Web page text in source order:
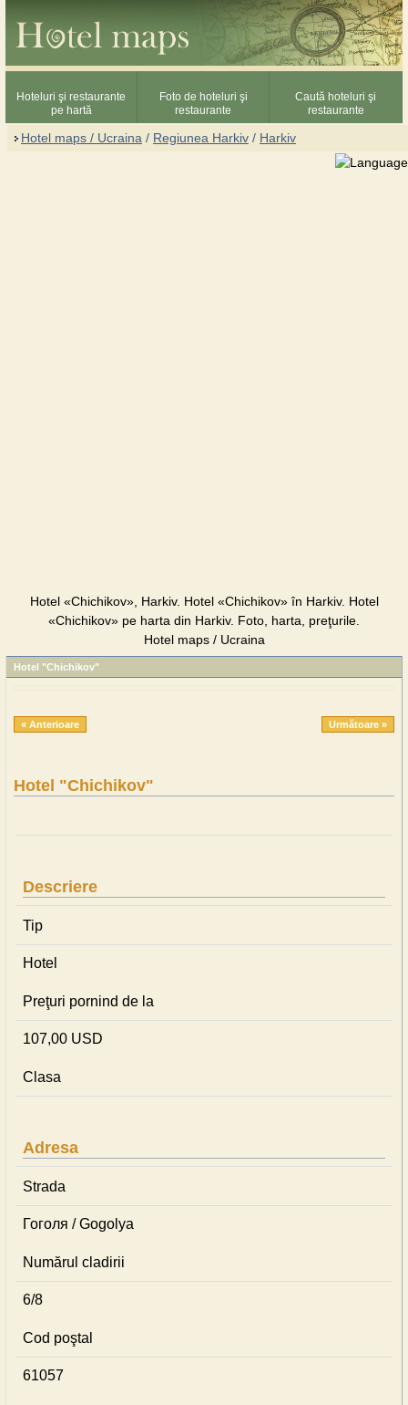
Hoteluri şi restaurante
pe hartă
Foto de hoteluri şi
restaurante
Caută hoteluri şi
restaurante
Hotel maps / Ucraina / Regiunea Harkiv / Harkiv
Hotel «Chichikov», Harkiv. Hotel «Chichikov» în Harkiv. Hotel
«Chichikov» pe harta din Harkiv. Foto, harta, preţurile.
Hotel maps / Ucraina
Hotel "Chichikov"
« Anterioare Următoare »
Hotel "Chichikov"
Descriere
Tip
Hotel
Preţuri pornind de la
107,00 USD
Clasa
Adresa
Strada
Гоголя / Gogolya
Numărul cladirii
6/8
Cod poştal
61057